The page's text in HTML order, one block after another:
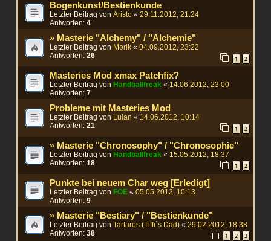
Bogenkunst/Bestienkunde
Letzter Beitrag vonAristo «29.11.2012, 21:24
Antworten:4
» Masterie "Alchemy" / "Alchemie"
Letzter Beitrag von Morik «04.09.2012, 23:22
Antworten:26 1 2
Masteries Mod xmax Patchfix?
Letzter Beitrag von Handballfreak « 14.06.2012, 23:00
Antworten:7
Probleme mit Masteries Mod
Letzter Beitrag von Lulan « 14.06.2012, 10:14
Antworten:21 1 2
» Masterie "Chronosophy" / "Chronosophie"
Letzter Beitrag vonHandballfreak « 15.05.2012, 18:37
Antworten:18 1 2
Punkte bei neuem Char weg [Erledigt]
Letzter Beitrag vonFOE «05.05.2012, 10:13
Antworten:9
» Masterie "Bestiary" / "Bestienkunde"
Letzter Beitrag vonTartaros (Tiffi´s Dad) «29.02.2012, 18:38
Antworten:38 1 2 3